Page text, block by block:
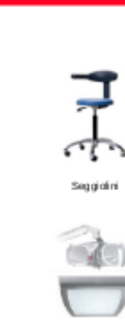
Seggiolini